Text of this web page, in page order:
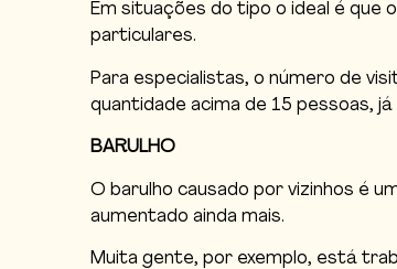
Em situações do tipo o ideal é que
particulares.
Para especialistas, o número de
quantidade acima de 15 pessoas,
BARULHO
O barulho causado por vizinhos é
aumentado ainda mais.
Muita gente, por exemplo, está